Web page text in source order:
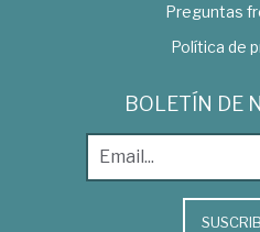
Preguntas
Política de
BOLETÍN DE